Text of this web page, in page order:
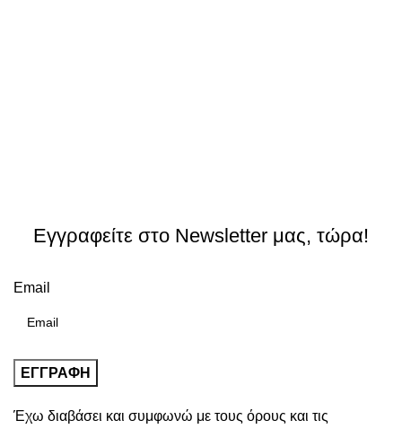
Εγγραφείτε στο Newsletter μας, τώρα!
Email
Έχω διαβάσει και συμφωνώ με τους όρους και τις